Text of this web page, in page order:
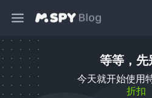
等等，先
今天就开始使用
折扣